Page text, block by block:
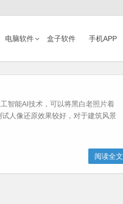
电脑软件 盒子软件 手机APP
智能AI技术，可以将黑白老照片着
人像还原效果较好，对于建筑风景
阅读全文